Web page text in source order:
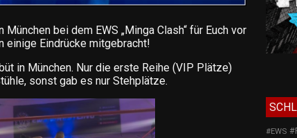
bei dem EWS „Minga Clash“ für Euch vor
einige Eindrücke mitgebracht!
in München. Nur die erste Reihe (VIP Plätze)
sonst gab es nur Stehplätze.
#EWS